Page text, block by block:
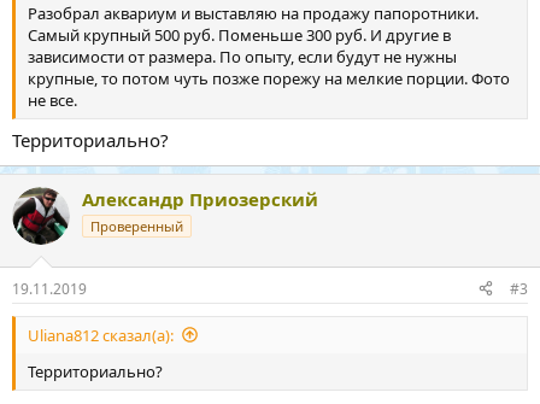
Разобрал аквариум и выставляю на продажу папоротники.
Самый крупный 500 руб. Поменьше 300 руб. И другие в
зависимости от размера. По опыту, если будут не нужны
крупные, то потом чуть позже порежу на мелкие порции. Фото
не все.
Территориально?
Александр Приозерский
Проверенный
19.11.2019 #3
Uliana812 сказал(а):
Территориально?